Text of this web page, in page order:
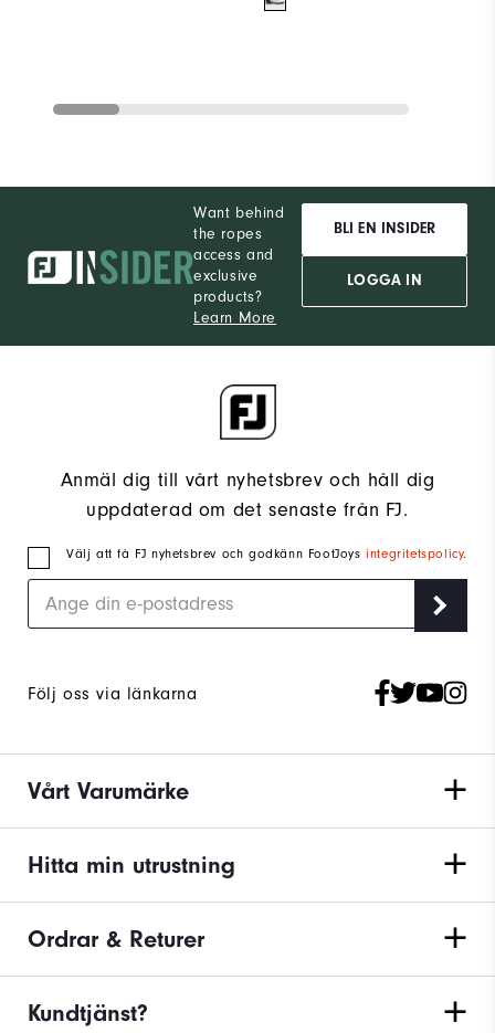
Want behind
the ropes
access and
exclusive
products?
Learn More
BLI EN INSIDER
LOGGA IN
Anmäl dig till vårt nyhetsbrev och håll dig
uppdaterad om det senaste från FJ.
Välj att få FJ nyhetsbrev och godkänn FootJoysintegritetspolicy.
Följ oss via länkarna
Vårt Varumärke
Hitta min utrustning
Ordrar & Returer
Kundtjänst?